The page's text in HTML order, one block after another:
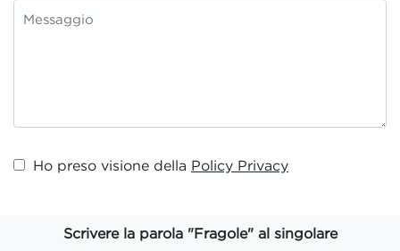
Ho preso visione della Policy Privacy
Scrivere la parola "Fragole" al singolare